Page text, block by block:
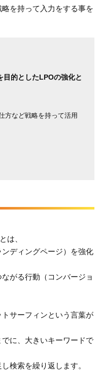
を持って入力をする事を
目的としたLPOの強化と
方など戦略を持って活用
は、
ディングページ）を強化
がる行動（コンバージョ
サーフィンという言葉が
に、大きいキーワードで
検索を繰り返します。